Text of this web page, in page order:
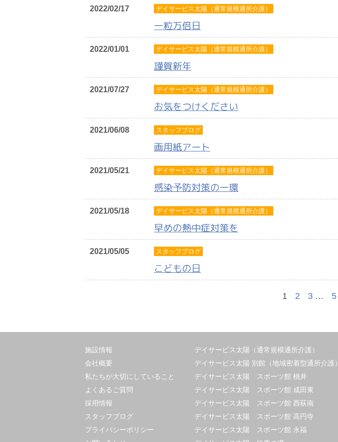
2022/02/17 デイサービス太陽（通常規模通所介護）
一粒万倍日
2022/01/01 デイサービス太陽（通常規模通所介護）
謹賀新年
2021/07/27 デイサービス太陽（通常規模通所介護）
お気をつけください
2021/06/08 スタッフブログ
画用紙アート
2021/05/21 デイサービス太陽（通常規模通所介護）
感染予防対策の一環
2021/05/18 デイサービス太陽（通常規模通所介護）
早めの熱中症対策を
2021/05/05 スタッフブログ
こどもの日
1 2 3 … 5
施設情報
会社概要
私たちが大切にしていること
よくあるご質問
採用情報
スタッフブログ
プライバシーポリシー
デイサービス太陽（通常規模通所介護）
デイサービス太陽 別館（地域密着型通所介護）
デイサービス太陽 スポーツ館 桃井
デイサービス太陽 スポーツ館 成田東
デイサービス太陽 スポーツ館 西荻南
デイサービス太陽 スポーツ館 高円寺
デイサービス太陽 スポーツ館 永福